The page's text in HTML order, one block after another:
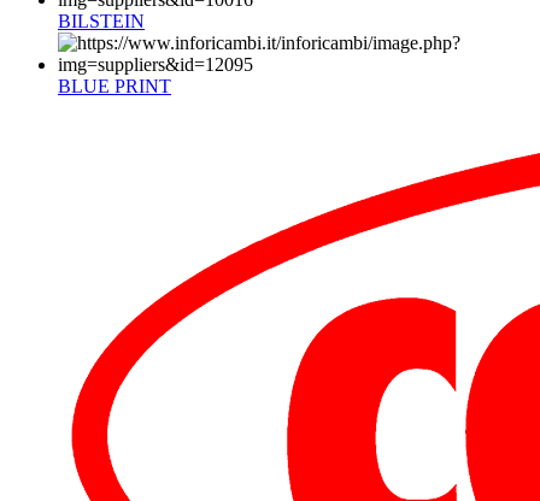
BILSTEIN
BLUE PRINT